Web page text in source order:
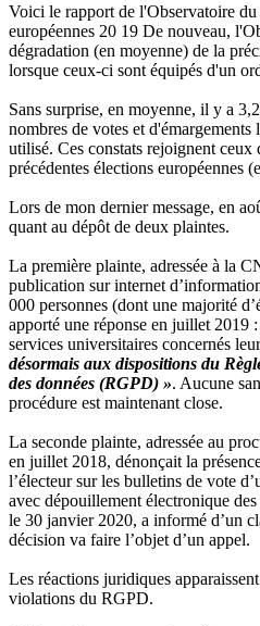
Voici le rapport de l'Observatoire
européennes 20 19 De nouveau,
dégradation (en moyenne) de la
lorsque ceux-ci sont équipés d'un
Sans surprise, en moyenne, il y a
nombres de votes et
utilisé. Ces constats rejoignent ceux
précédentes élections européennes
Lors de mon dernier message, en
quant au dépôt de deux plaintes.
La première plainte, adressée à la
publication sur internet
000 personnes (dont une majorité
apporté une réponse en juillet 2019
services universitaires concernés
désormais aux dispositions du
des données (RGPD) ». Aucune
procédure est maintenant close.
La seconde plainte, adressée au
en juillet 2018, dénonçait la
l’électeur sur les bulletins de vote
avec dépouillement électronique
le 30 janvier 2020, a informé d’un
décision va faire l’objet d’un appel.
Les réactions juridiques
violations du RGPD.